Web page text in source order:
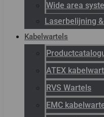
Wide area
Laserbelijning
Kabelwartels
ATEX
RVS Wartels
EMC